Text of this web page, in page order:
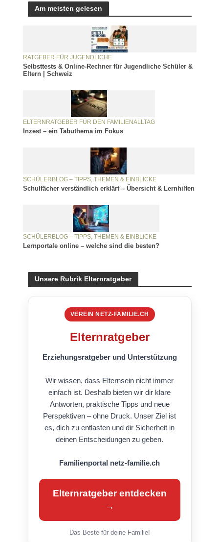
Am meisten gelesen
RATGEBER FÜR JUGENDLICHE
Selbsttests & Online-Rechner für Jugendliche Schüler &
Eltern | Schweiz
ELTERNRATGEBER FÜR DEN FAMILIENALLTAG
Inzest – ein Tabuthema im Fokus
SCHÜLERBLOG – TIPPS, THEMEN & EINBLICKE
Schulfächer verständlich erklärt – Übersicht & Lernhilfen
SCHÜLERBLOG – TIPPS, THEMEN & EINBLICKE
Lernportale online – welche sind die besten?
Unsere Rubrik Elternratgeber
VEREIN NETZ-FAMILIE.CH
Elternratgeber
Erziehungsratgeber und Unterstützung
Wir wissen, dass Elternsein nicht immer
einfach ist. Deshalb bieten wir dir klare
Antworten, praktische Tipps und neue
Perspektiven – ohne Druck. Unser Ziel ist
es, dich zu entlasten und dir Sicherheit in
deinen Entscheidungen zu geben.
Familienportal netz-familie.ch
Elternratgeber entdecken
→
Das Beste für deine Familie!